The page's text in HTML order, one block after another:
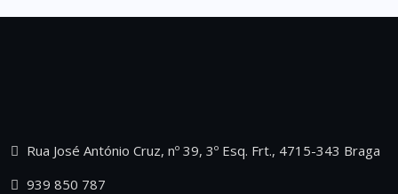
Rua José António Cruz, nº 39, 3º Esq. Frt., 4715-343 Braga
939 850 787